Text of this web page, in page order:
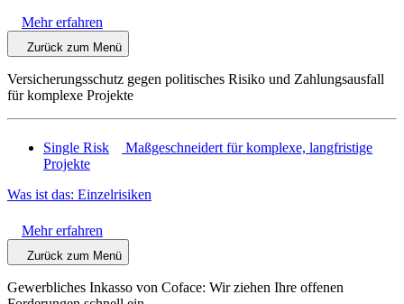
Mehr erfahren
Zurück zum Menü
Versicherungsschutz gegen politisches Risiko und Zahlungsausfall
für komplexe Projekte
Single Risk
Maßgeschneidert für komplexe, langfristige
Projekte
Was ist das: Einzelrisiken
Mehr erfahren
Zurück zum Menü
Gewerbliches Inkasso von Coface: Wir ziehen Ihre offenen